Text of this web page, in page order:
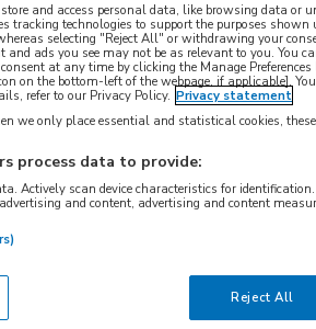
and access personal data, like browsing data or
tracking technologies to support the purposes
selecting "Reject All" or withdrawing your
and ads you see may not be as relevant to you. You
at any time by clicking the Manage
on the bottom-left of the webpage, if applicable].
refer to our Privacy Policy. Privacy statement
we only place essential and statistical cookies,
process data to provide:
Actively scan device characteristics for
and content, advertising and content
Reject All